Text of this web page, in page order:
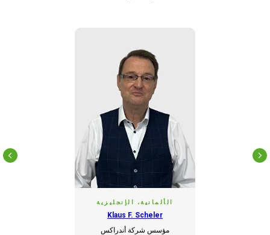
الألمانية، الإنجليزية
Klaus F. Scheler
مؤسس شركة أندراكس